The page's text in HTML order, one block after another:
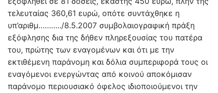
τελευταίας 360,61 ευρώ, οπότε συντάχθηκε η
υπ’αριθμ………../8.5.2007 συμβολαιογραφική πράξη
εξόφλησης δια της δήθεν πληρεξουσίας του πατέρα
του, πρώτης των εναγομένων και ότι με την
εκτιθέμενη παράνομη και δόλια συμπεριφορά τους οι
εναγόμενοι ενεργώντας από κοινού αποκόμισαν
παράνομο περιουσιακό όφελος ιδιοποιούμενοι την